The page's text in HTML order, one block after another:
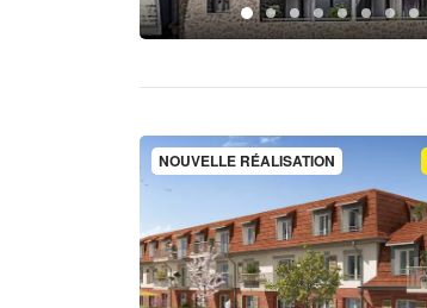
NOUVELLE RÉALISATION